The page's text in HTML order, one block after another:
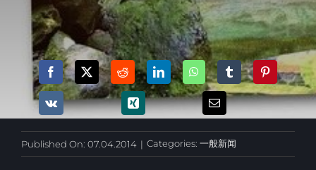
Published On: 07.04.2014 | Categories: 一般新闻